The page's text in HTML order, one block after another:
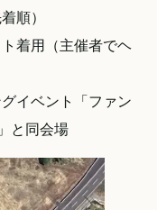
順）
着用（主催者でヘ
イベント「ファン
と同会場